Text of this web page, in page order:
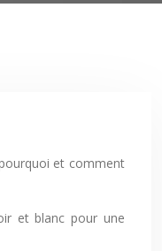
et comment
et blanc pour une